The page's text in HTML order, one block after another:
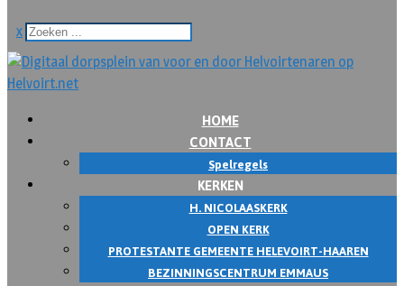
x
HOME
CONTACT
Spelregels
KERKEN
H. NICOLAASKERK
OPEN KERK
PROTESTANTE GEMEENTE HELEVOIRT-HAAREN
BEZINNINGSCENTRUM EMMAUS